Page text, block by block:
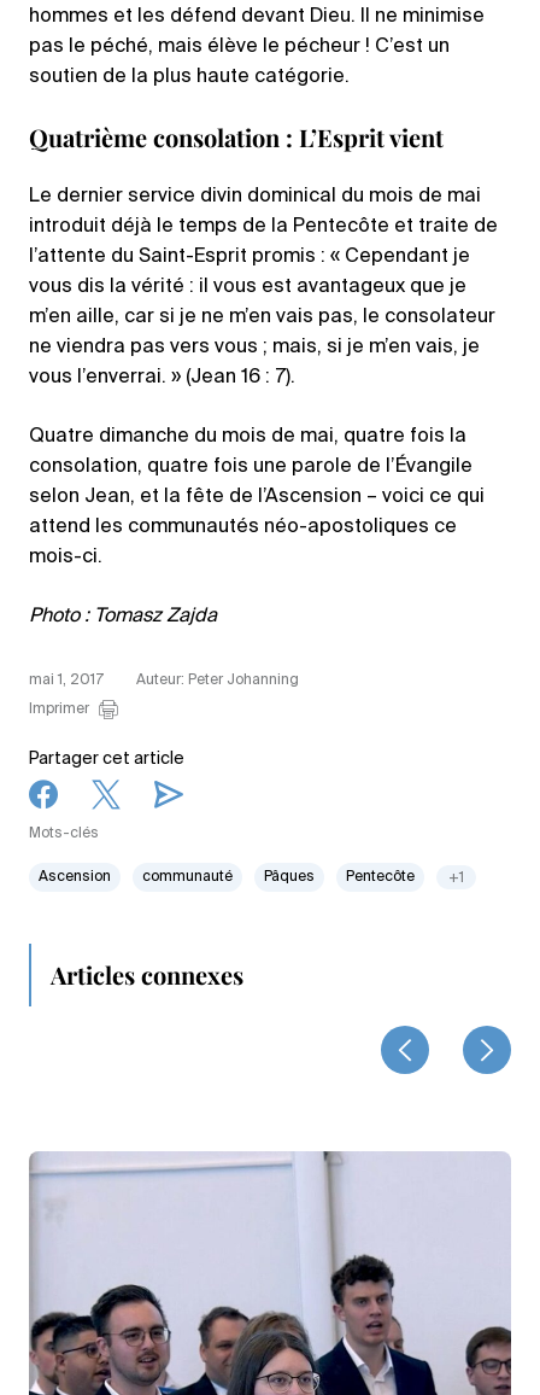
hommes et les défend devant Dieu. Il ne minimise
pas le péché, mais élève le pécheur ! C’est un
soutien de la plus haute catégorie.
Quatrième consolation : L’Esprit vient
Le dernier service divin dominical du mois de mai
introduit déjà le temps de la Pentecôte et traite de
l’attente du Saint-Esprit promis : « Cependant je
vous dis la vérité : il vous est avantageux que je
m’en aille, car si je ne m’en vais pas, le consolateur
ne viendra pas vers vous ; mais, si je m’en vais, je
vous l’enverrai. » (Jean 16 : 7).
Quatre dimanche du mois de mai, quatre fois la
consolation, quatre fois une parole de l’Évangile
selon Jean, et la fête de l’Ascension – voici ce qui
attend les communautés néo-apostoliques ce
mois-ci.
Photo : Tomasz Zajda
mai 1, 2017
Auteur: Peter Johanning
Imprimer
Partager cet article
Mots-clés
Ascension communauté Pâques Pentecôte +1
Articles connexes